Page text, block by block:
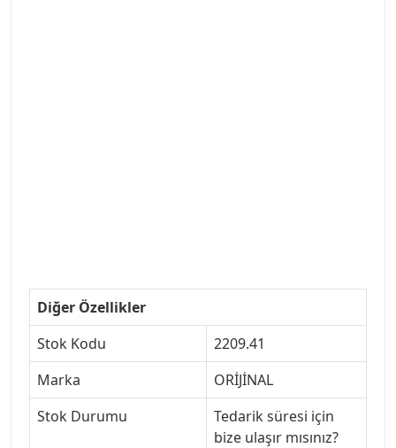
Diğer Özellikler
Stok Kodu
2209.41
Marka
ORİJİNAL
Stok Durumu
Tedarik süresi için
bize ulaşır mısınız?